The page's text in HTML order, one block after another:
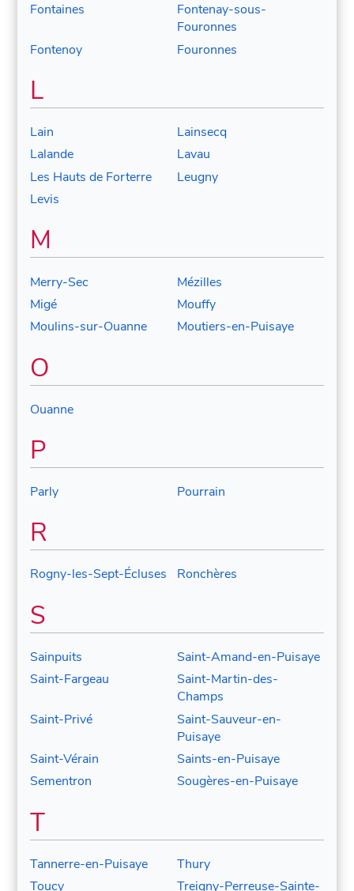
Fontaines
Fontenay-sous-
Fouronnes
Fontenoy
Fouronnes
L
Lain
Lainsecq
Lalande
Lavau
Les Hauts de Forterre
Leugny
Levis
M
Merry-Sec
Mézilles
Migé
Mouffy
Moulins-sur-Ouanne
Moutiers-en-Puisaye
O
Ouanne
P
Parly Pourrain
R
Rogny-les-Sept-Écluses Ronchères
S
Sainpuits
Saint-Amand-en-Puisaye
Saint-Fargeau
Saint-Martin-des-
Champs
Saint-Privé
Saint-Sauveur-en-
Puisaye
Saint-Vérain
Saints-en-Puisaye
Sementron
Sougères-en-Puisaye
T
Tannerre-en-Puisaye
Thury
Toucy
Treigny-Perreuse-Sainte-